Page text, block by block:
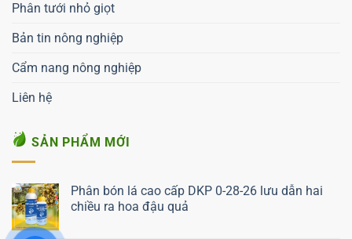
Phân tưới nhỏ giọt
Bản tin nông nghiệp
Cẩm nang nông nghiệp
Liên hệ
SẢN PHẨM MỚI
Phân bón lá cao cấp DKP 0-28-26 lưu dẫn hai
chiều ra hoa đậu quả